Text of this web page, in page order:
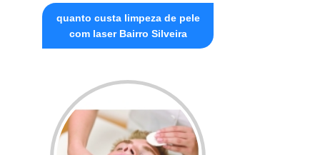
quanto custa limpeza de pele
com laser Bairro Silveira